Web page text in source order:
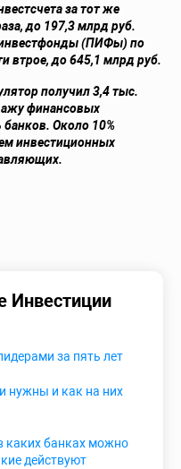
за тот же
до 197,3 млрд руб.
инвестфонды (ПИФы) по
втрое, до 645,1 млрд руб.
получил 3,4 тыс.
финансовых
банков. Около 10%
инвестиционных
Инвестиции
за пять лет
нужны и как на них
каких банках можно
действуют